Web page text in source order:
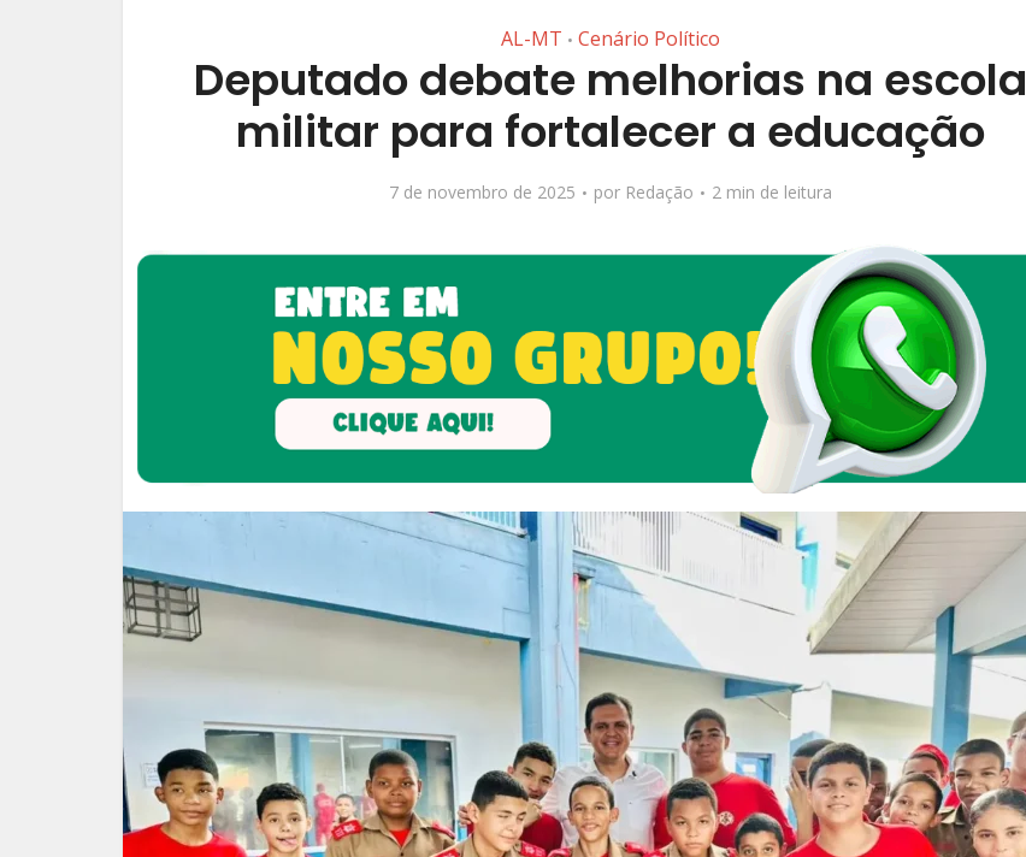
AL-MT • Cenário Político
Deputado debate melhorias na escola
militar para fortalecer a educação
7 de novembro de 2025 por Redação 2 min de leitura